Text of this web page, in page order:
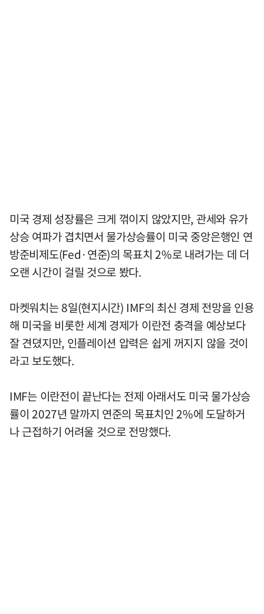
미국 경제 성장률은 크게 꺾이지 않았지만, 관세와 유가
상승 여파가 겹치면서 물가상승률이 미국 중앙은행인 연
방준비제도(Fed·연준)의 목표치 2%로 내려가는 데 더
오랜 시간이 걸릴 것으로 봤다.
마켓워치는 8일(현지시간) IMF의 최신 경제 전망을 인용
해 미국을 비롯한 세계 경제가 이란전 충격을 예상보다
잘 견뎠지만, 인플레이션 압력은 쉽게 꺼지지 않을 것이
라고 보도했다.
IMF는 이란전이 끝난다는 전제 아래서도 미국 물가상승
률이 2027년 말까지 연준의 목표치인 2%에 도달하거
나 근접하기 어려울 것으로 전망했다.